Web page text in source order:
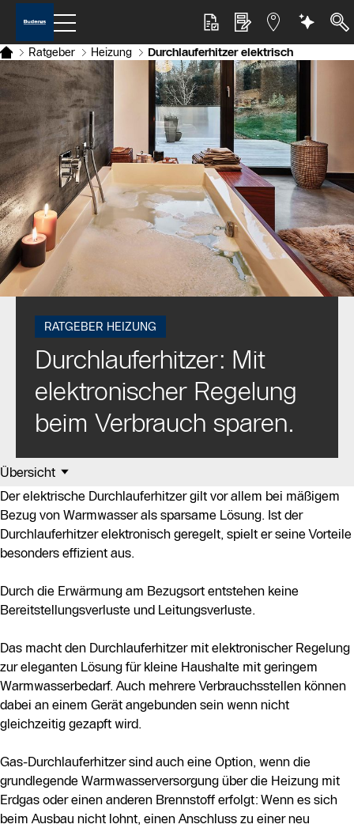
Ratgeber Heizung Durchlauferhitzer elektrisch
RATGEBER HEIZUNG
Durchlauferhitzer: Mit
elektronischer Regelung
beim Verbrauch sparen.
Übersicht
Der elektrische Durchlauferhitzer gilt vor allem bei mäßigem
Bezug von Warmwasser als sparsame Lösung. Ist der
Durchlauferhitzer elektronisch geregelt, spielt er seine Vorteile
besonders effizient aus.
Durch die Erwärmung am Bezugsort entstehen keine
Bereitstellungsverluste und Leitungsverluste.
Das macht den Durchlauferhitzer mit elektronischer Regelung
zur eleganten Lösung für kleine Haushalte mit geringem
Warmwasserbedarf. Auch mehrere Verbrauchsstellen können
dabei an einem Gerät angebunden sein wenn nicht
gleichzeitig gezapft wird.
Gas-Durchlauferhitzer sind auch eine Option, wenn die
grundlegende Warmwasserversorgung über die Heizung mit
Erdgas oder einen anderen Brennstoff erfolgt: Wenn es sich
beim Ausbau nicht lohnt, einen Anschluss zu einer neu